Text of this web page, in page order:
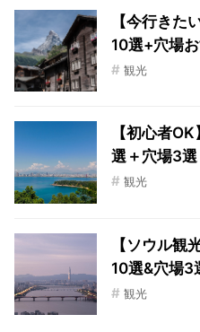
【今行きた
10選+穴場
# 観光
【初心者
選＋穴場3選
# 観光
【ソウル観
10選&穴場3
# 観光